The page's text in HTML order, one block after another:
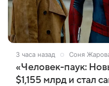
3 часа назад Соня
«Человек-паук:
$1,155 млрд и стал